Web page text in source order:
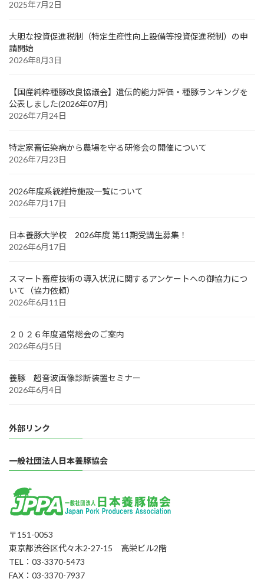
2025年7月2日
大胆な投資促進税制（特定生産性向上設備等投資促進税制）の申
請開始
2026年8月3日
【国産純粋種豚改良協議会】遺伝的能力評価・種豚ランキングを
公表しました(2026年07月)
2026年7月24日
特定家畜伝染病から農場を守る研修会の開催について
2026年7月23日
2026年度系統維持施設一覧について
2026年7月17日
日本養豚大学校 2026年度 第11期受講生募集！
2026年6月17日
スマート畜産技術の導入状況に関するアンケートへの御協力につ
いて（協力依頼）
2026年6月11日
２０２６年度通常総会のご案内
2026年6月5日
養豚 超音波画像診断装置セミナー
2026年6月4日
外部リンク
一般社団法人日本養豚協会
〒151-0053
東京都渋谷区代々木2-27-15 高栄ビル2階
TEL：03-3370-5473
FAX：03-3370-7937